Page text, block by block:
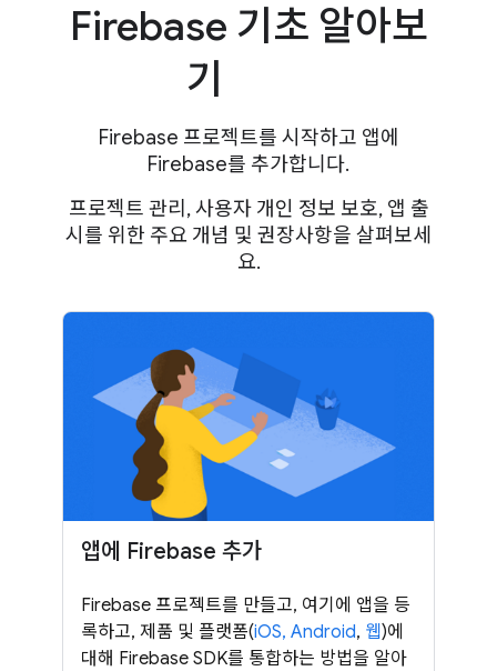
Firebase 기초 알아보
기
Firebase 프로젝트를 시작하고 앱에
Firebase를 추가합니다.
프로젝트 관리, 사용자 개인 정보 보호, 앱 출
시를 위한 주요 개념 및 권장사항을 살펴보세
요.
앱에 Firebase 추가
Firebase 프로젝트를 만들고, 여기에 앱을 등
록하고, 제품 및 플랫폼(iOS, Android, 웹)에
대해 Firebase SDK를 통합하는 방법을 알아